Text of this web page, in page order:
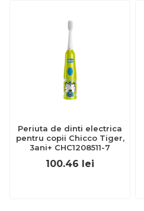
Periuta de dinti electrica
pentru copii Chicco Tiger,
3ani+ CHC1208511-7
100.46 lei